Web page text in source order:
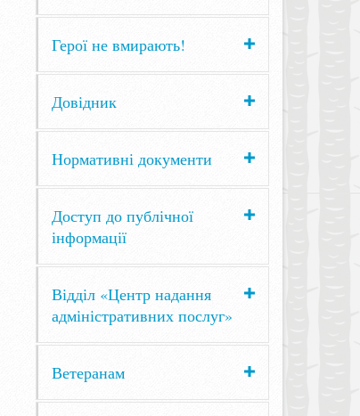
Герої не вмирають!
Довідник
Нормативні документи
Доступ до публічної
інформації
Відділ «Центр надання
адміністративних послуг»
Ветеранам